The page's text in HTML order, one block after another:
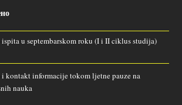
ispita u septembarskom roku (I i II ciklus studija)
i kontakt informacije tokom ljetne pauze na
nauka